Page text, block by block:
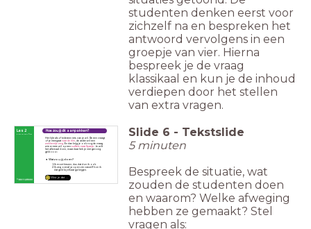
studenten denken eerst voor
zichzelf na en bespreken het
antwoord vervolgens in een
groepje van vier. Hierna
bespreek je de vraag
klassikaal en kun je de inhoud
verdiepen door het stellen
van extra vragen.
Hoe zou jij dit aanpakken?
Les 2
Het lijkt alsof iedereen iets van je wil. De een vraagt
of je meegaatnaar de film, de ander wil een
weekendje weg. En dan krijg je ook nog de vraag
wie er mee wil op eensurfreis naar Spanje.Je wilt
het allemaal doen, maar daar heb je niet genoeg
geld voor.
Wat zou jij doen?
First things first
Wist je dat ...
Ik moet kiezen, dus dat doe ik ook.
Ik zeg overal ja op en zie vanzelf hoe ik
dat geld bij elkaar ga krijgen.
Slide 6 - Tekstslide
5 minuten
Bespreek de situatie, wat
zouden de studenten doen
en waarom? Welke afweging
hebben ze gemaakt? Stel
vragen als: